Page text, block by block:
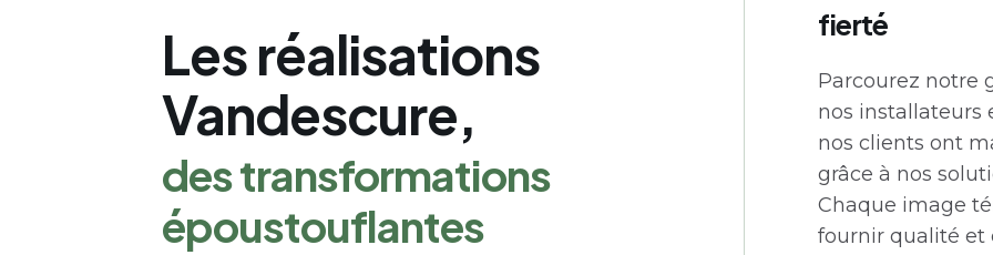
Les réalisations
Vandescure,
des transformations
époustouflantes
fierté
Parcourez notre
nos installateurs
nos clients ont
grâce à nos
Chaque image
fournir qualité et